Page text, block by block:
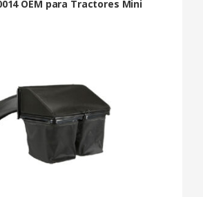
OEM para Tractores Mini